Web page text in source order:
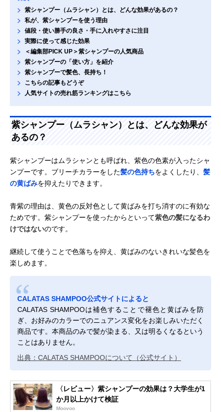
紫シャンプー（ムラシャン）とは、どんな効果があるの？
私が、紫シャンプーを使う理由
値段・使い勝手の良さ・手に入れやすさに注目
実際に使って感じた効果
＜編集部PICK UP＞紫シャンプーの人気商品
紫シャンプーの「使い方」を紹介
紫シャンプーで髪色、長持ち！
こちらの記事もどうぞ
人気サイトの売れ筋ランキングはこちら
紫シャンプー（ムラシャン）とは、どんな効果が
あるの？
紫シャンプーはムラシャンとも呼ばれ、紫色の色素が入ったシャ
ンプーです。ブリーチカラーをした髪の色持ちをよくしたり、 髪
の黄ばみを抑えたりできます。
青紫の理由は、黄色の反対色として黄ばみを打ち消すのに有効な
ためです。紫シャンプーを使ったからといって紫色の髪になるわ
けではないのです。
継続して使うことで色落ちを抑え、黄ばみのないきれいな髪色を
楽しめます。
CALATAS SHAMPOO公式サイトによると
CALATAS SHAMPOOは補色することで褪色と黄ばみを防
ぎ、お好みのカラーでのニュアンス変化をお楽しみいただく
商品です。本商品のみで髪が染まる、又は明るくなるという
ことはありません。
出典：CALATAS SHAMPOOについて（公式サイト）
〈レビュー〉紫シャンプーの効果は？大学生が1
か月以上かけて検証
Moovoo